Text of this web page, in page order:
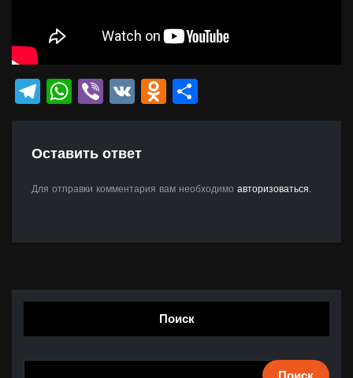
Telegram
WhatsApp
Viber
VK Odnoklassniki
Оставить ответ
Для отправки комментария вам необходимо авторизоваться.
Поиск